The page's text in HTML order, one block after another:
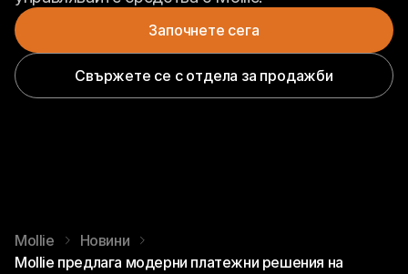
Започнете сега
Свържете се с отдела за продажби
Mollie
Новини
Mollie предлага модерни платежни решения на